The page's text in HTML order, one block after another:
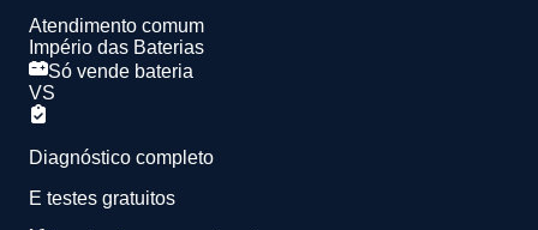
Atendimento comum
Império das Baterias
Só vende bateria
VS
Diagnóstico completo
E testes gratuitos